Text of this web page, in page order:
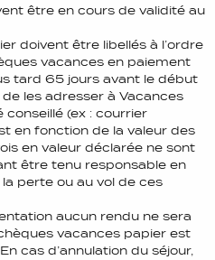
être en cours de validité au
doivent être libellés à l’ordre
vacances en paiement
tard 65 jours avant le début
les adresser à Vacances
conseillé (ex : courrier
en fonction de la valeur des
en valeur déclarée ne sont
être tenu responsable en
perte ou au vol de ces
aucun rendu ne sera
vacances papier est
cas d’annulation du séjour,